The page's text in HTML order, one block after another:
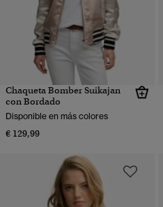
Chaqueta Bomber Suikajan
con Bordado
Disponible en más colores
€ 129,99